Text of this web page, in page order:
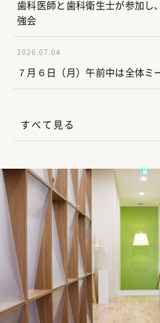
歯科医師と歯科衛生士が参加し
強会
2026.07.04
７月６日（月）午前中は全体ミ
すべて見る